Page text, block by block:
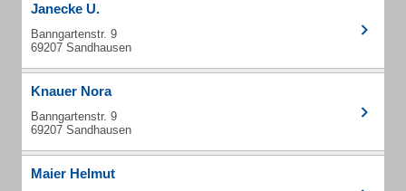
Janecke U.
Banngartenstr. 9
69207 Sandhausen
Knauer Nora
Banngartenstr. 9
69207 Sandhausen
Maier Helmut